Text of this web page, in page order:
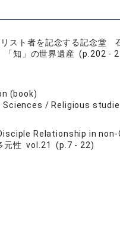
リスト者を記念する記念堂
知」の世界遺産 (p.202 -
(book)
Sciences / Religious
Relationship in
元性 vol.21 (p.7 - 22)